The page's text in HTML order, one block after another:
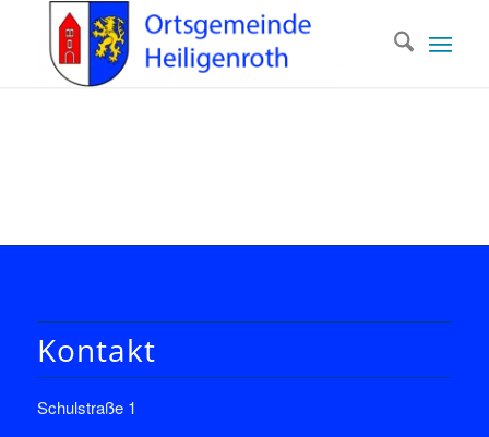
Kontakt
Schulstraße 1